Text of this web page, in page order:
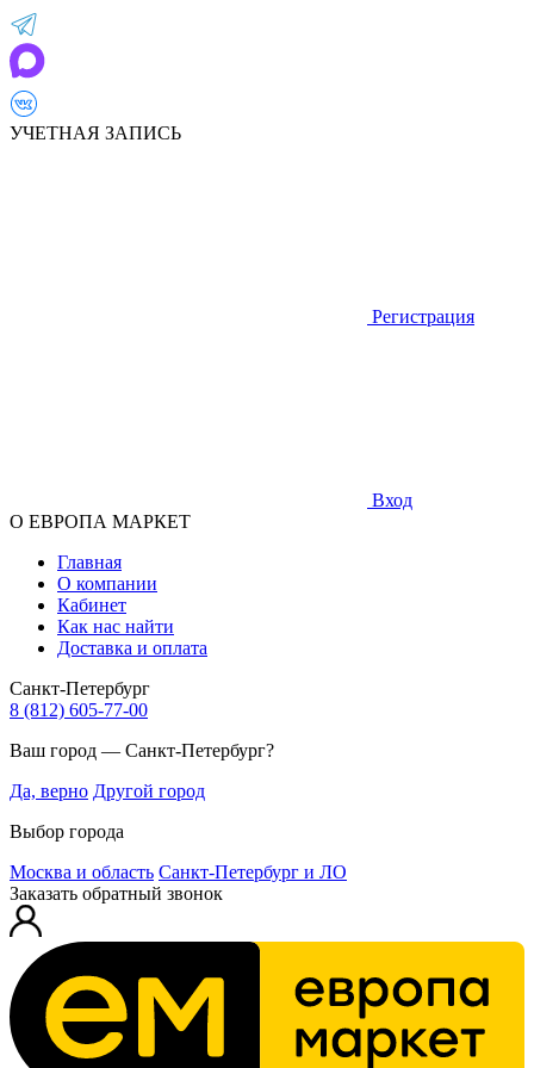
УЧЕТНАЯ ЗАПИСЬ
Регистрация
Вход
О ЕВРОПА МАРКЕТ
Главная
О компании
Кабинет
Как нас найти
Доставка и оплата
Санкт-Петербург
8 (812) 605-77-00
Ваш город — Санкт-Петербург?
Да, верно Другой город
Выбор города
Москва и область Санкт-Петербург и ЛО
Заказать обратный звонок